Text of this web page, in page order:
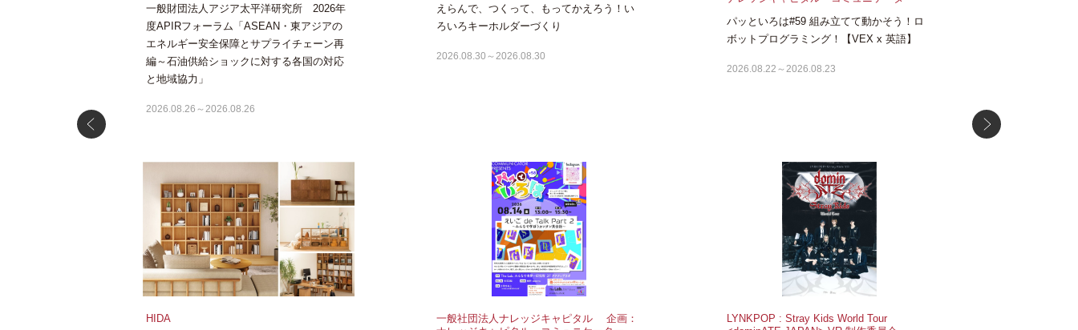
一般財団法人アジア太平洋研究所 2026年
度APIRフォーラム「ASEAN・東アジアの
エネルギー安全保障とサプライチェーン再
編～石油供給ショックに対する各国の対応
と地域協力」
2026.08.26～2026.08.26
えらんで、つくって、もってかえろう！い
ろいろキーホルダーづくり
2026.08.30～2026.08.30
パッといろは#59 組み立てて動かそう！ロ
ボットプログラミング！【VEX x 英語】
2026.08.22～2026.08.23
HIDA
一般社団法人ナレッジキャピタル 企画：
LYNKPOP : Stray Kids World Tour